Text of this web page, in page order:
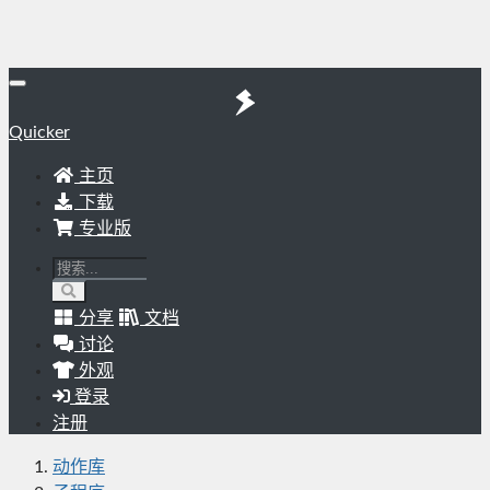
Quicker
主页
下载
专业版
分享
文档
讨论
外观
登录
注册
动作库